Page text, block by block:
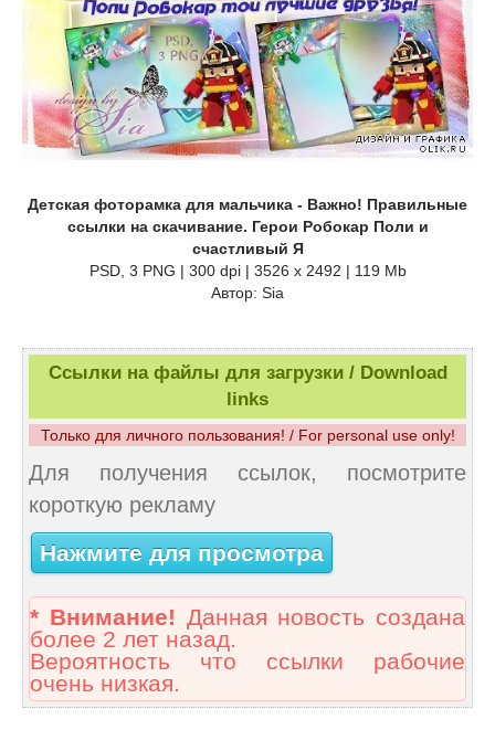
Детская фоторамка для мальчика - Важно! Правильные
ссылки на скачивание. Герои Робокар Поли и
счастливый Я
PSD, 3 PNG | 300 dpi | 3526 x 2492 | 119 Mb
Автор: Sia
Ссылки на файлы для загрузки / Download
links
Только для личного пользования! / For personal use only!
Для получения ссылок, посмотрите
короткую рекламу
Нажмите для просмотра
* Внимание! Данная новость создана
более 2 лет назад.
Вероятность что ссылки рабочие
очень низкая.